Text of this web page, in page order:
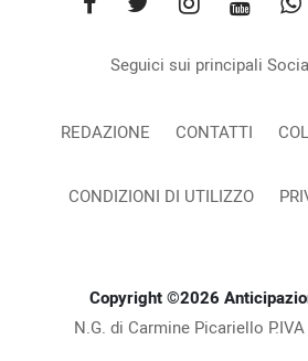
Seguici sui principali
REDAZIONE CONTATTI
CONDIZIONI DI UTILIZZO
Copyright ©2026
N.G. di Carmine Picariello